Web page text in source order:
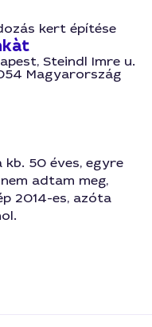
kert építése
Steindl Imre u.
Magyarország
50 éves, egyre
adtam meg,
2014-es, azóta